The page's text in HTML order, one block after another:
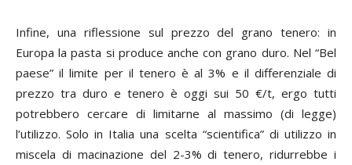
Infine, una riflessione sul prezzo del grano tenero: in
Europa la pasta si produce anche con grano duro. Nel “Bel
paese” il limite per il tenero è al 3% e il differenziale di
prezzo tra duro e tenero è oggi sui 50 €/t, ergo tutti
potrebbero cercare di limitarne al massimo (di legge)
l’utilizzo. Solo in Italia una scelta “scientifica” di utilizzo in
miscela di macinazione del 2-3% di tenero, ridurrebbe i